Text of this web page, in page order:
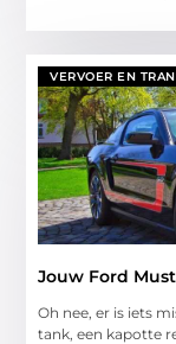
VERVOER EN
Jouw Ford
Oh nee, er is iets
tank, een kapotte